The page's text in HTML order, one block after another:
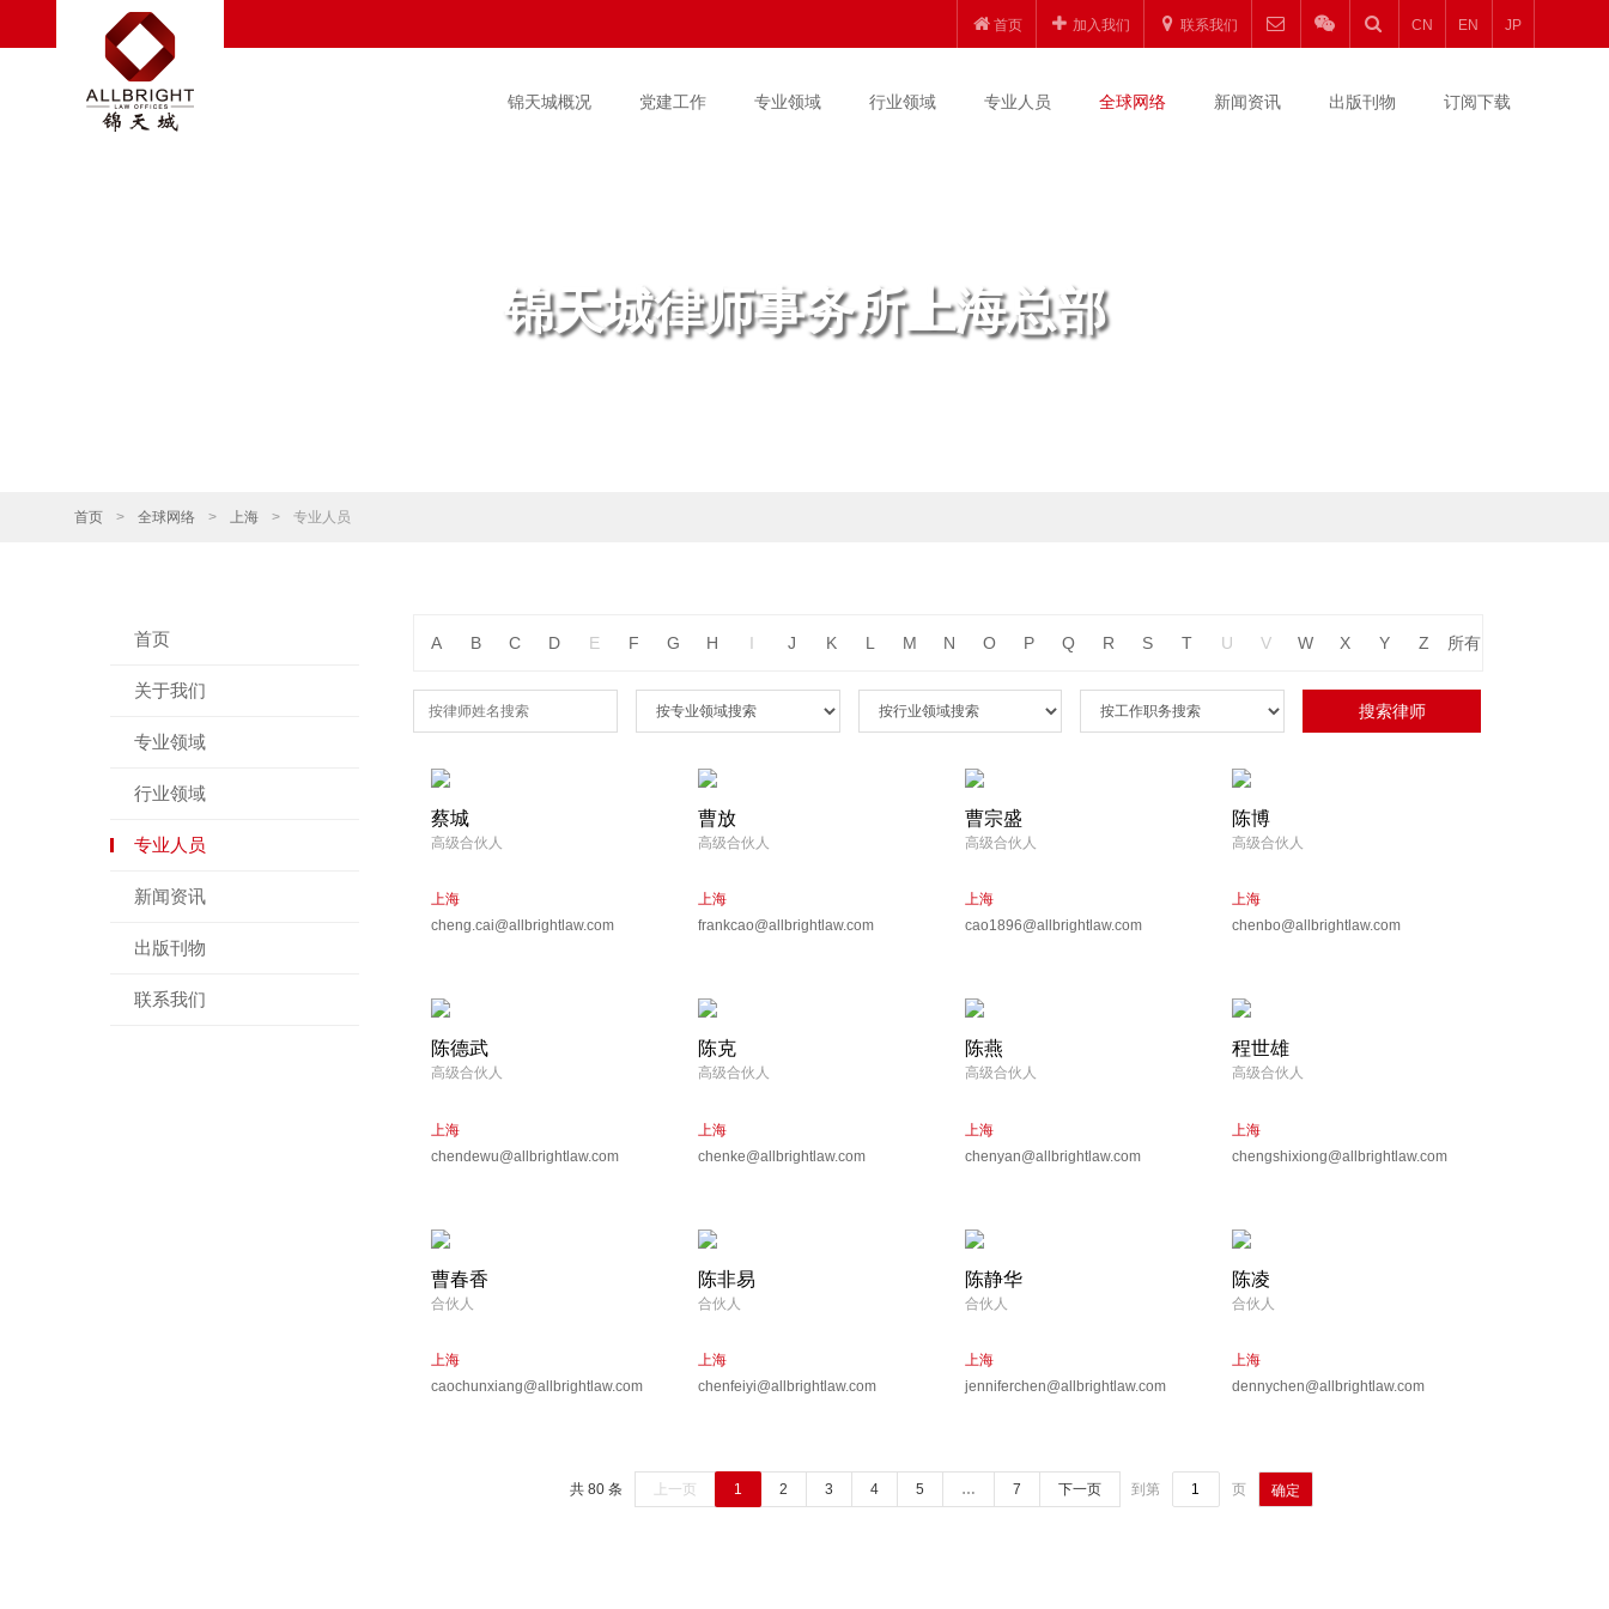
首页 加入我们 联系我们 CN EN JP
锦天城概况 党建工作 专业领域 行业领域 专业人员 全球网络 新闻资讯 出版刊物 订阅下载
锦天城律师事务所上海总部
首页 > 全球网络 > 上海 > 专业人员
首页
关于我们
专业领域
行业领域
专业人员
新闻资讯
出版刊物
联系我们
A B C D E F G H I J K L M N O P Q R S T U V W X Y Z 所有
蔡城
高级合伙人
上海
cheng.cai@allbrightlaw.com
曹放
高级合伙人
上海
frankcao@allbrightlaw.com
曹宗盛
高级合伙人
上海
cao1896@allbrightlaw.com
陈博
高级合伙人
上海
chenbo@allbrightlaw.com
陈德武
高级合伙人
上海
chendewu@allbrightlaw.com
陈克
高级合伙人
上海
chenke@allbrightlaw.com
陈燕
高级合伙人
上海
chenyan@allbrightlaw.com
程世雄
高级合伙人
上海
chengshixiong@allbrightlaw.com
曹春香
合伙人
上海
caochunxiang@allbrightlaw.com
陈非易
合伙人
上海
chenfeiyi@allbrightlaw.com
陈静华
合伙人
上海
jenniferchen@allbrightlaw.com
陈凌
合伙人
上海
dennychen@allbrightlaw.com
共 80 条 上一页 1 2 3 4 5 … 7 下一页 到第 页 确定